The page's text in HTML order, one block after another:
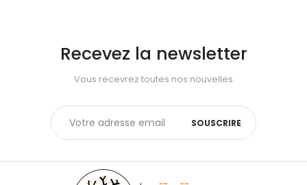
Recevez la newsletter
Vous recevrez toutes nos nouvelles
SOUSCRIRE